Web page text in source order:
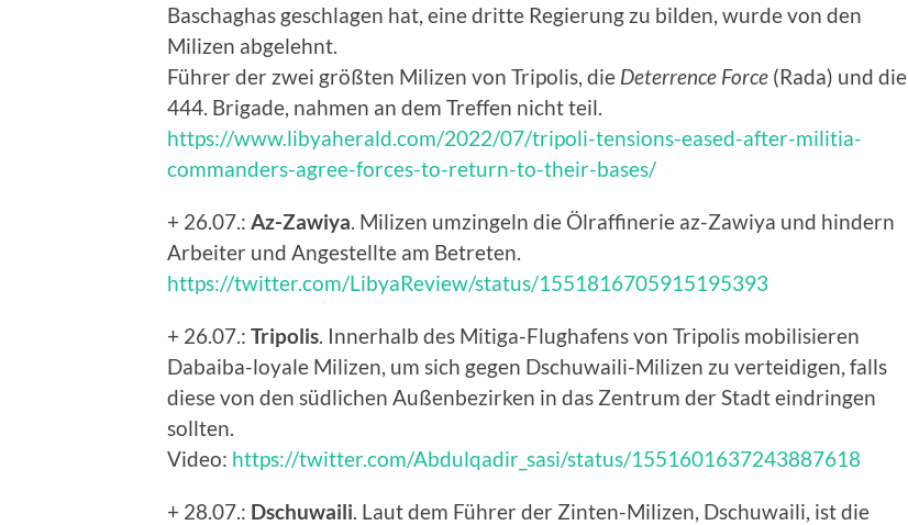
Baschaghas geschlagen hat, eine dritte Regierung zu bilden, wurde von den
Milizen abgelehnt.
Führer der zwei größten Milizen von Tripolis, die Deterrence Force (Rada) und die
444. Brigade, nahmen an dem Treffen nicht teil.
https://www.libyaherald.com/2022/07/tripoli-tensions-eased-after-militia-
commanders-agree-forces-to-return-to-their-bases/
+ 26.07.: Az-Zawiya . Milizen umzingeln die Ölraffinerie az-Zawiya und hindern
Arbeiter und Angestellte am Betreten.
https://twitter.com/LibyaReview/status/1551816705915195393
+ 26.07.: Tripolis . Innerhalb des Mitiga-Flughafens von Tripolis mobilisieren
Dabaiba-loyale Milizen, um sich gegen Dschuwaili-Milizen zu verteidigen, falls
diese von den südlichen Außenbezirken in das Zentrum der Stadt eindringen
sollten.
Video: https://twitter.com/Abdulqadir_sasi/status/1551601637243887618
+ 28.07.: Dschuwaili . Laut dem Führer der Zinten-Milizen, Dschuwaili, ist die